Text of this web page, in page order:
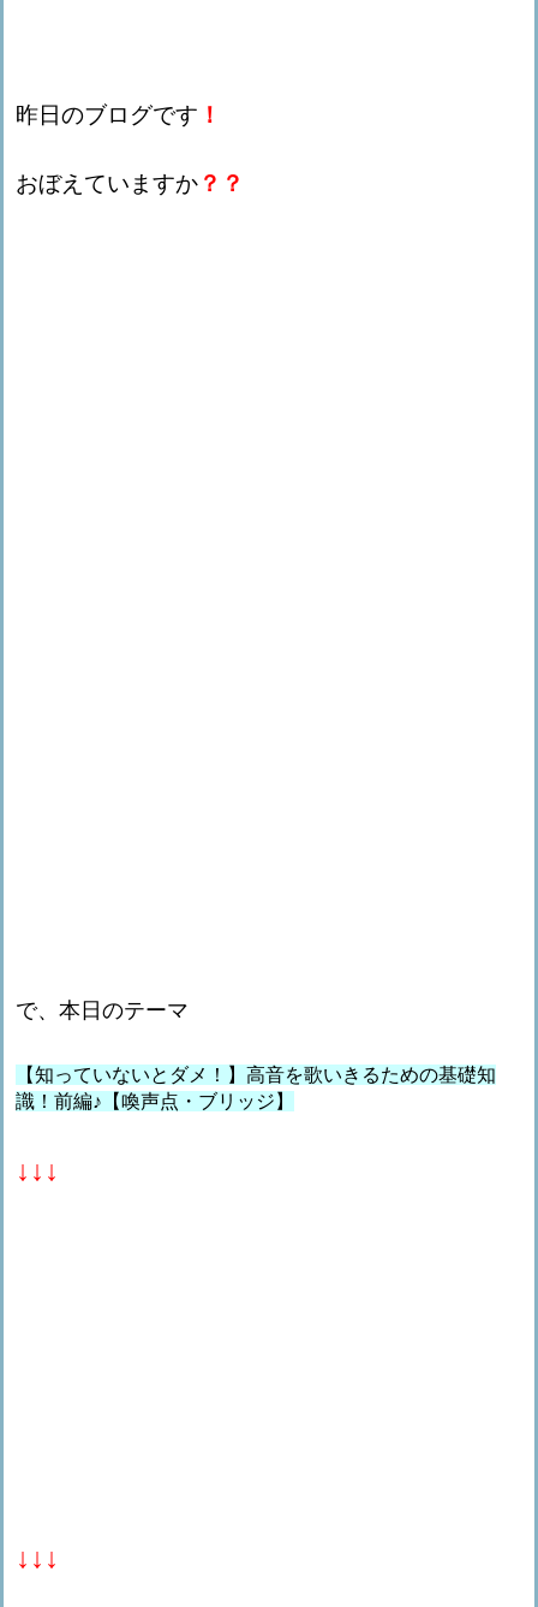
昨日のブログです ！
おぼえていますか ？？
で、本日のテーマ
【知っていないとダメ！】高音を歌いきるための基礎知
識！前編♪【喚声点・ブリッジ】
↓↓↓
↓↓↓